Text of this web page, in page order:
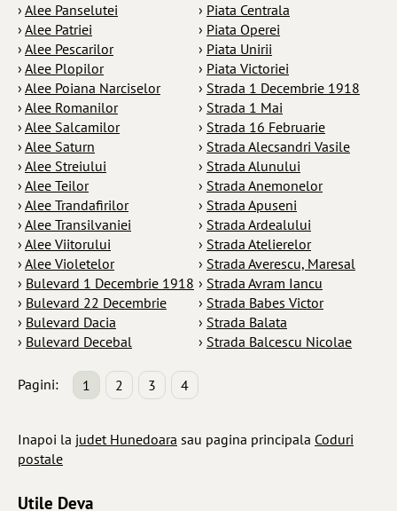
› Alee Panselutei
› Alee Patriei
› Alee Pescarilor
› Alee Plopilor
› Alee Poiana Narciselor
› Alee Romanilor
› Alee Salcamilor
› Alee Saturn
› Alee Streiului
› Alee Teilor
› Alee Trandafirilor
› Alee Transilvaniei
› Alee Viitorului
› Alee Violetelor
› Bulevard 1 Decembrie 1918
› Bulevard 22 Decembrie
› Bulevard Dacia
› Bulevard Decebal
› Piata Centrala
› Piata Operei
› Piata Unirii
› Piata Victoriei
› Strada 1 Decembrie 1918
› Strada 1 Mai
› Strada 16 Februarie
› Strada Alecsandri Vasile
› Strada Alunului
› Strada Anemonelor
› Strada Apuseni
› Strada Ardealului
› Strada Atelierelor
› Strada Averescu, Maresal
› Strada Avram Iancu
› Strada Babes Victor
› Strada Balata
› Strada Balcescu Nicolae
Pagini: 1 2 3 4
Inapoi la judet Hunedoara sau pagina principala Coduri
postale
Utile Deva